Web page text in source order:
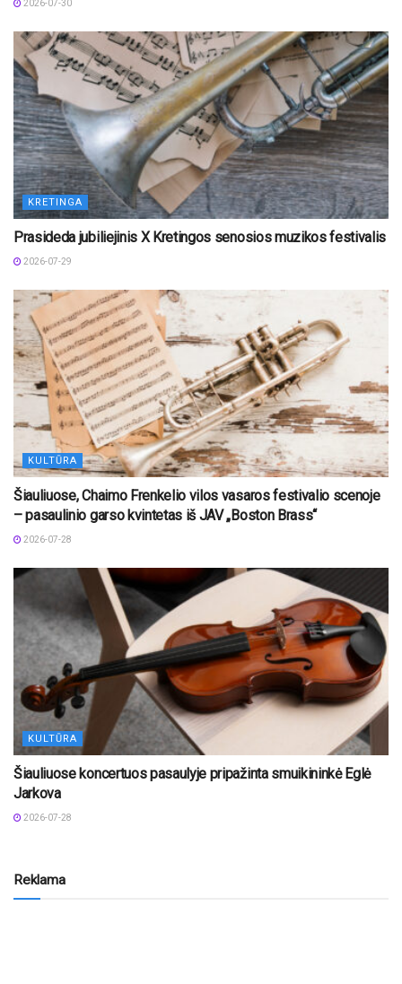
2026-07-30
KRETINGA
Prasideda jubiliejinis X Kretingos senosios muzikos festivalis
2026-07-29
KULTŪRA
Šiauliuose, Chaimo Frenkelio vilos vasaros festivalio scenoje
– pasaulinio garso kvintetas iš JAV „Boston Brass“
2026-07-28
KULTŪRA
Šiauliuose koncertuos pasaulyje pripažinta smuikininkė Eglė
Jarkova
2026-07-28
Reklama